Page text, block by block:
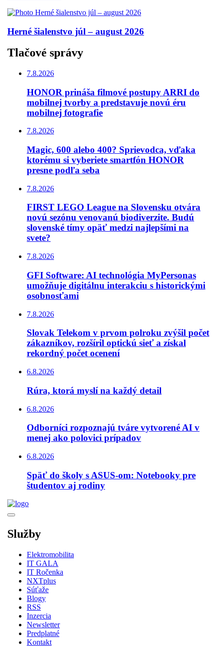
Herné šialenstvo júl – august 2026
Tlačové správy
7.8.2026
HONOR prináša filmové postupy ARRI do
mobilnej tvorby a predstavuje novú éru
mobilnej fotografie
7.8.2026
Magic, 600 alebo 400? Sprievodca, vďaka
ktorému si vyberiete smartfón HONOR
presne podľa seba
7.8.2026
FIRST LEGO League na Slovensku otvára
novú sezónu venovanú biodiverzite. Budú
slovenské tímy opäť medzi najlepšími na
svete?
7.8.2026
GFI Software: AI technológia MyPersonas
umožňuje digitálnu interakciu s historickými
osobnosťami
7.8.2026
Slovak Telekom v prvom polroku zvýšil počet
zákazníkov, rozšíril optickú sieť a získal
rekordný počet ocenení
6.8.2026
Rúra, ktorá myslí na každý detail
6.8.2026
Odborníci rozpoznajú tváre vytvorené AI v
menej ako polovici prípadov
6.8.2026
Späť do školy s ASUS-om: Notebooky pre
študentov aj rodiny
Služby
Elektromobilita
IT GALA
IT Ročenka
NXTplus
Súťaže
Blogy
RSS
Inzercia
Newsletter
Predplatné
Kontakt